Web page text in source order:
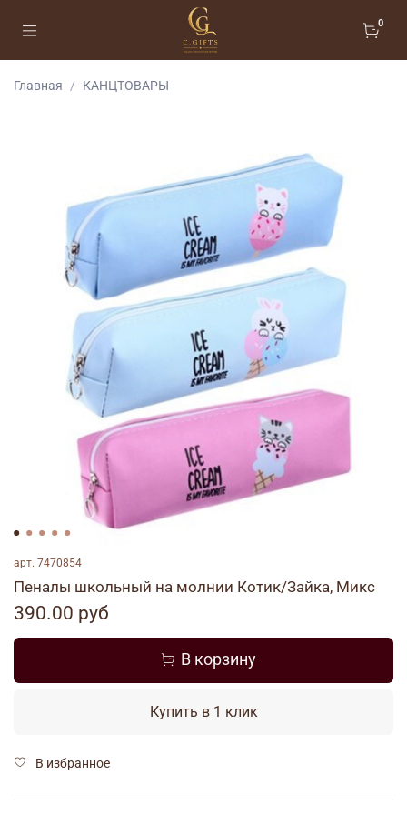
0
Главная КАНЦТОВАРЫ
арт. 7470854
Пеналы школьный на молнии Котик/Зайка, Микс
390.00 руб
В корзину
Купить в 1 клик
В избранное